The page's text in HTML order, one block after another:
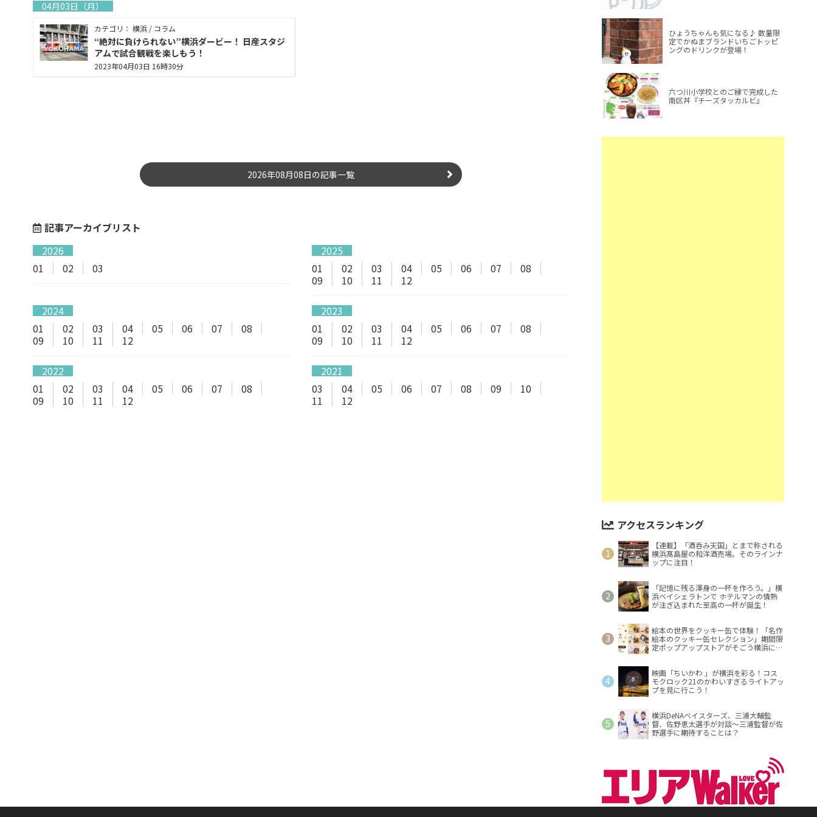
04月03日（月）
カテゴリ： 横浜 / コラム
“絶対に負けられない”横浜ダービー！ 日産スタジ
アムで試合観戦を楽しもう！
2023年04月03日 16時30分
2026年08月08日の記事一覧
記事アーカイブリスト
2026
01
02 03
2025
01
02 03 04 05 06 07
08
09
10 11 12
2024
01
02 03 04 05 06 07
08
09
10 11 12
2023
01
02 03 04 05 06 07
08
09
10 11 12
2022
01
02 03 04 05 06 07
08
09
10 11 12
2021
03
04 05 06 07 08 09
10
11
12
ひょうちゃんも気になる♪ 数量限
定でかぬまブランドいちごトッピ
ングのドリンクが登場！
六つ川小学校とのご縁で完成した
南区丼『チーズタッカルビ』
アクセスランキング
【連載】「酒呑み天国」とまで称される
横浜髙島屋の和洋酒売場。そのラインナ
ップに注目！
「記憶に残る渾身の一杯を作ろう。」横
浜ベイシェラトンで ホテルマンの情熱
が注ぎ込まれた至高の一杯が誕生！
絵本の世界をクッキー缶で体験！「名作
絵本のクッキー缶セレクション」期間限
定ポップアップストアがそごう横浜に登
映画「ちいかわ 」が横浜を彩る！コス
モクロック21のかわいすぎるライトアッ
プを見に行こう！
横浜DeNAベイスターズ、三浦大輔監
督、佐野恵太選手が対談～三浦監督が佐
野選手に期待することは？